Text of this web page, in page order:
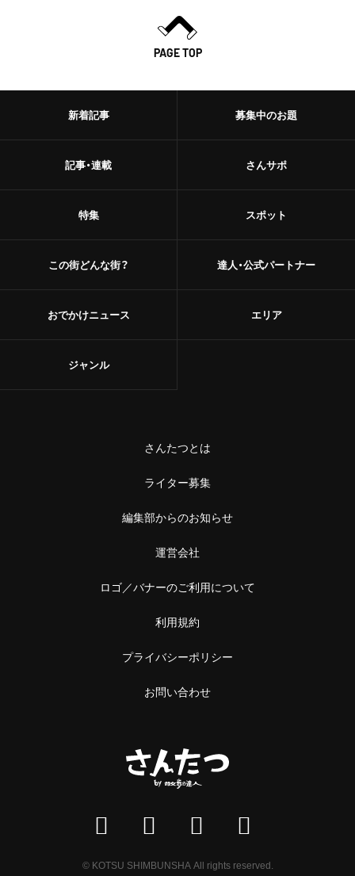
PAGE TOP
新着記事
記事・連載
特集
この街どんな街？
おでかけニュース
募集中のお題
さんサポ
スポット
達人・公式パートナー
エリア
ジャンル
さんたつとは
ライター募集
編集部からのお知らせ
運営会社
ロゴ／バナーのご利用について
利用規約
プライバシーポリシー
お問い合わせ
© KOTSU SHIMBUNSHA All rights reserved.